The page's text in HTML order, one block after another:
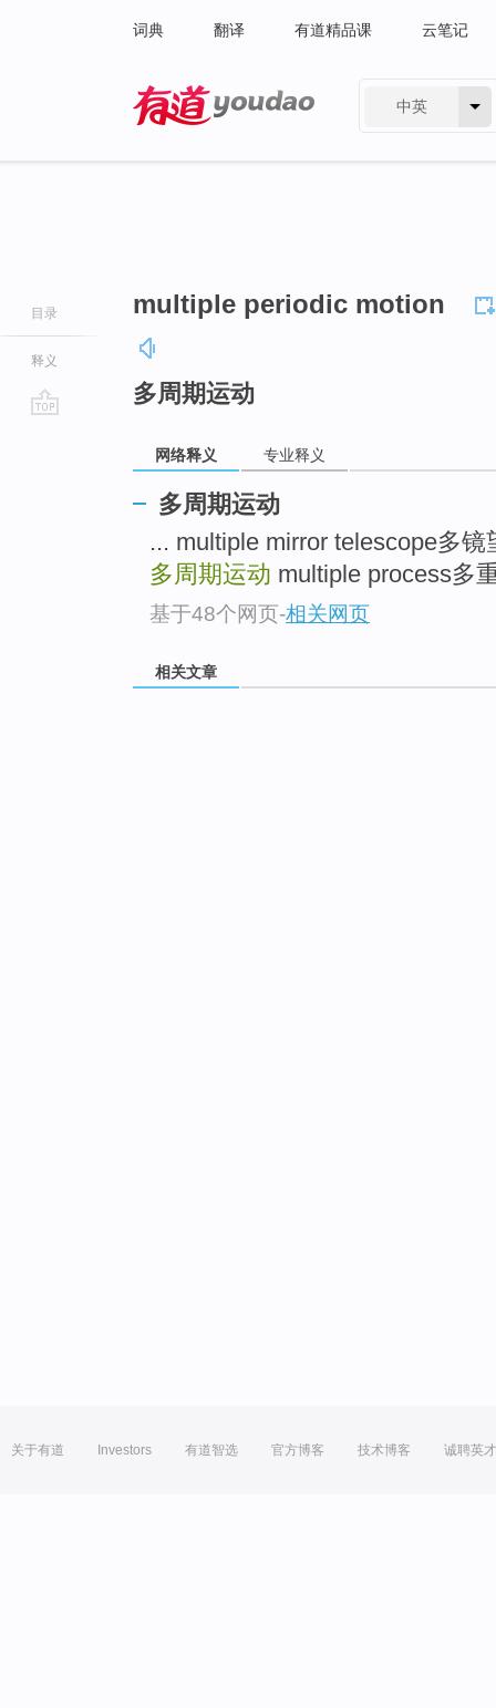
词典 翻译 有道精品课 云笔记
中英
目录
释义
multiple periodic motion
多周期运动
网络释义 专业释义
多周期运动
... multiple mirror telescope多
多周期运动 multiple process多
基于48个网页-相关网页
相关文章
关于有道 Investors 有道智选 官方博客 技术博客 诚聘英才